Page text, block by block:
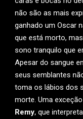
não são as mais
ganhado um Oscar
que está morto,
sono tranquilo que
Apesar do sangue
seus semblantes
toma os lábios dos
morte. Uma
Remy, que